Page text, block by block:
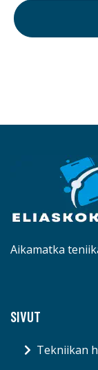
Aikamatka
SIVUT
Tekniikan